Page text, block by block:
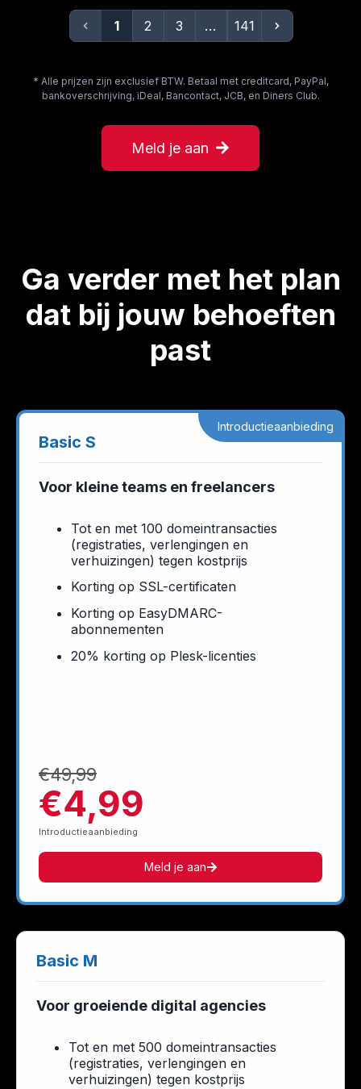
1 2 3 ... 141
* Alle prijzen zijn exclusief BTW. Betaal met creditcard, PayPal,
bankoverschrijving, iDeal, Bancontact, JCB, en Diners Club.
Meld je aan
Ga verder met het plan
dat bij jouw behoeften
past
Introductieaanbieding
Basic S
Voor kleine teams en freelancers
Tot en met 100 domeintransacties
(registraties, verlengingen en
verhuizingen) tegen kostprijs
Korting op SSL-certificaten
Korting op EasyDMARC-
abonnementen
20% korting op Plesk-licenties
€49,99
€4,99
Introductieaanbieding
Meld je aan
Basic M
Voor groeiende digital agencies
Tot en met 500 domeintransacties
(registraties, verlengingen en
verhuizingen) tegen kostprijs